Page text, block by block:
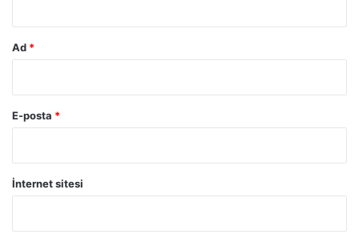
Ad *
E-posta *
İnternet sitesi